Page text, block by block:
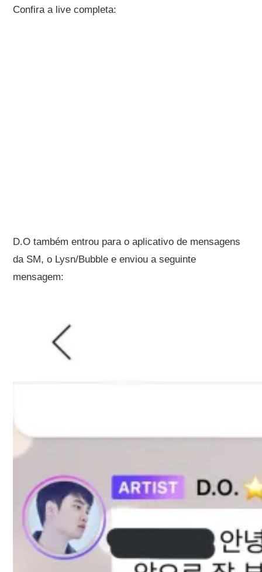
Confira a live completa:
D.O também entrou para o aplicativo de mensagens
da SM, o Lysn/Bubble e enviou a seguinte
mensagem: